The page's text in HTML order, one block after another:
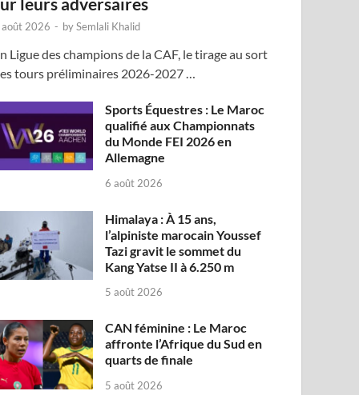
2026 - bySemlali Khalid
Ligue des champions de la CAF, le tirage au sort
tours préliminaires 2026-2027 …
Sports Équestres : Le Maroc
qualifié aux Championnats
du Monde FEI 2026 en
Allemagne
6 août 2026
Himalaya : À 15 ans,
l’alpiniste marocain Youssef
Tazi gravit le sommet du
Kang Yatse II à 6.250 m
5 août 2026
CAN féminine : Le Maroc
affronte l’Afrique du Sud en
quarts de finale
5 août 2026